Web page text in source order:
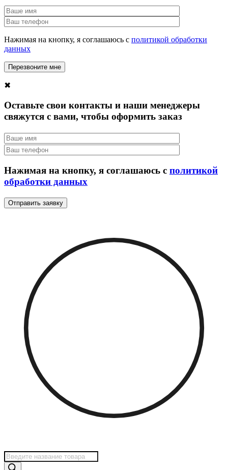
Нажимая на кнопку, я соглашаюсь с политикой обработки
данных
✖
Оставьте свои контакты и наши менеджеры
свяжутся с вами, чтобы оформить заказ
Нажимая на кнопку, я соглашаюсь с политикой
обработки данных
Поиск
товаров